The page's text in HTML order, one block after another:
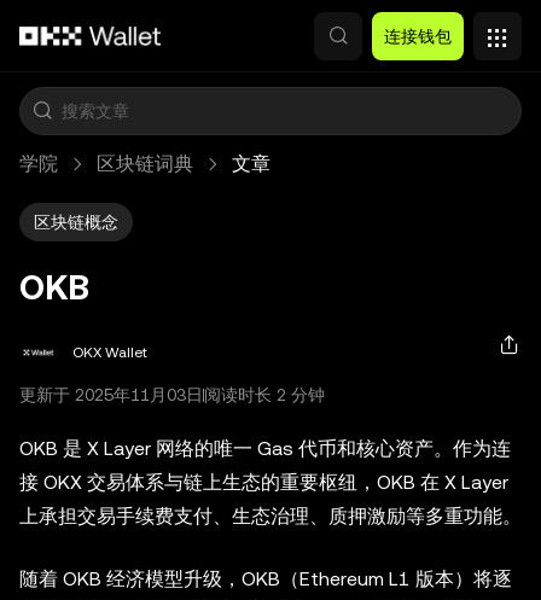
连接钱包
学院 区块链词典 文章
区块链概念
OKB
OKX Wallet
更新于 2025年11月03日 阅读时长 2 分钟
OKB 是 X Layer 网络的唯一 Gas 代币和核心资产。作为连
接 OKX 交易体系与链上生态的重要枢纽，OKB 在 X Layer
上承担交易手续费支付、生态治理、质押激励等多重功能。
随着 OKB 经济模型升级，OKB（Ethereum L1 版本）将逐